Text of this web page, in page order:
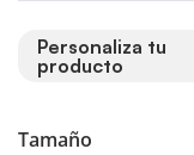
Personaliza tu
producto
Tamaño